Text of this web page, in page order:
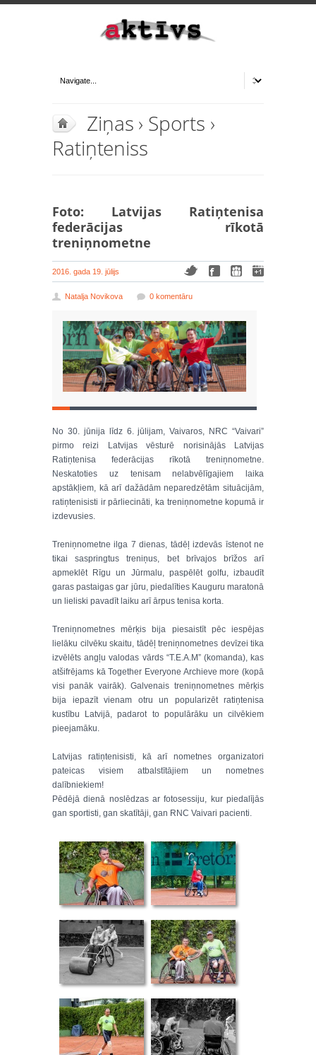
Ziņas › Sports ›
Ratiņteniss
Foto: Latvijas Ratiņtenisa
federācijas rīkotā
treniņnometne
2016. gada 19. jūlijs
Natalja Novikova 0 komentāru
No 30. jūnija līdz 6. jūlijam, Vaivaros, NRC “Vaivari”
pirmo reizi Latvijas vēsturē norisinājās Latvijas
Ratiņtenisa federācijas rīkotā treniņnometne.
Neskatoties uz tenisam nelabvēlīgajiem laika
apstākļiem, kā arī dažādām neparedzētām situācijām,
ratiņtenisisti ir pārliecināti, ka treniņnometne kopumā ir
izdevusies.
Treniņnometne ilga 7 dienas, tādēļ izdevās īstenot ne
tikai saspringtus treniņus, bet brīvajos brīžos arī
apmeklēt Rīgu un Jūrmalu, paspēlēt golfu, izbaudīt
garas pastaigas gar jūru, piedalīties Kauguru maratonā
un lieliski pavadīt laiku arī ārpus tenisa korta.
Treniņnometnes mērķis bija piesaistīt pēc iespējas
lielāku cilvēku skaitu, tādēļ treniņnometnes devīzei tika
izvēlēts angļu valodas vārds “T.E.A.M” (komanda), kas
atšifrējams kā Together Everyone Archieve more (kopā
visi panāk vairāk). Galvenais treniņnometnes mērķis
bija iepazīt vienam otru un popularizēt ratiņtenisa
kustību Latvijā, padarot to populārāku un cilvēkiem
pieejamāku.
Latvijas ratiņtenisisti, kā arī nometnes organizatori
pateicas visiem atbalstītājiem un nometnes
dalībniekiem!
Pēdējā dienā noslēdzas ar fotosessiju, kur piedalījās
gan sportisti, gan skatītāji, gan RNC Vaivari pacienti.